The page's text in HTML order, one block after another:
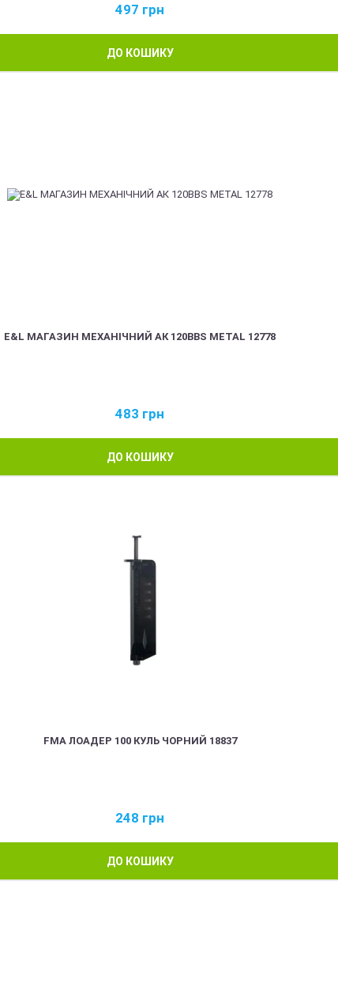
497 грн
ДО КОШИКУ
E&L МАГАЗИН МЕХАНІЧНИЙ АК 120BBS METAL 12778
483 грн
ДО КОШИКУ
FMA ЛОАДЕР 100 КУЛЬ ЧОРНИЙ 18837
248 грн
ДО КОШИКУ